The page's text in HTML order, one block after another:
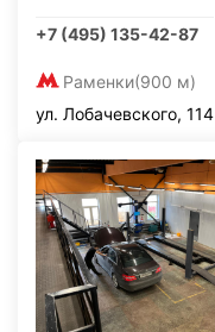
+7 (495) 135-42-87
Раменки(900 м)
ул. Лобачевского, 114